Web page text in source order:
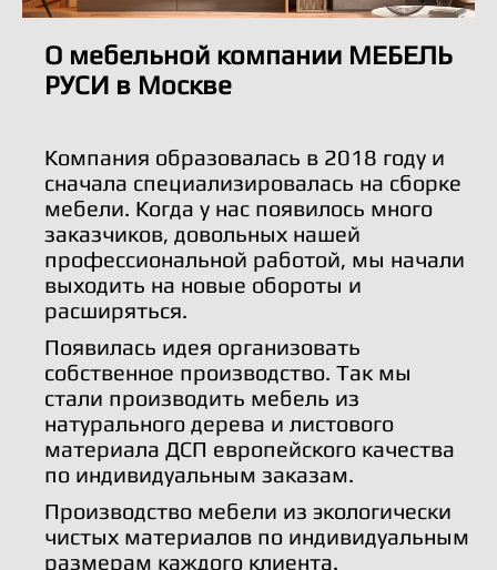
О мебельной компании МЕБЕЛЬ
РУСИ в Москве
Компания образовалась в 2018 году и
сначала специализировалась на сборке
мебели. Когда у нас появилось много
заказчиков, довольных нашей
профессиональной работой, мы начали
выходить на новые обороты и
расширяться.
Появилась идея организовать
собственное производство. Так мы
стали производить мебель из
натурального дерева и листового
материала ДСП европейского качества
по индивидуальным заказам.
Производство мебели из экологически
чистых материалов по индивидуальным
размерам каждого клиента.